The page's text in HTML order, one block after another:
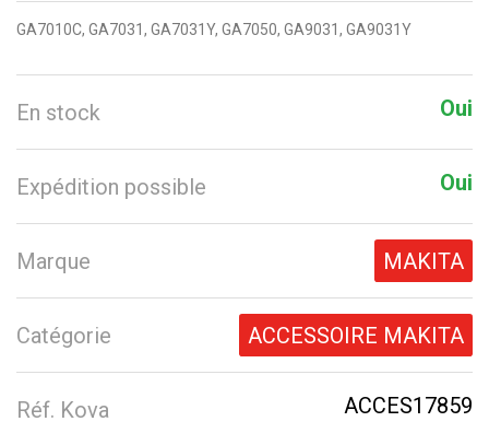
GA7010C, GA7031, GA7031Y, GA7050, GA9031, GA9031Y
En stock Oui
Expédition possible Oui
Marque MAKITA
Catégorie ACCESSOIRE MAKITA
Réf. Kova ACCES17859